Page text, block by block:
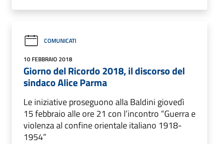
COMUNICATI
10 FEBBRAIO 2018
Giorno del Ricordo 2018, il discorso del
sindaco Alice Parma
Le iniziative proseguono alla Baldini giovedì
15 febbraio alle ore 21 con l’incontro “Guerra e
violenza al confine orientale italiano 1918-
1954”